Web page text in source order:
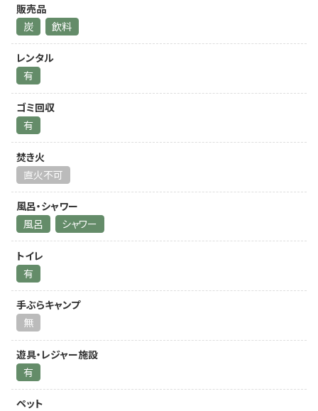
販売品
炭
飲料
レンタル
有
ゴミ回収
有
焚き火
直火不可
風呂・シャワー
風呂
シャワー
トイレ
有
手ぶらキャンプ
無
遊具・レジャー施設
有
ペット